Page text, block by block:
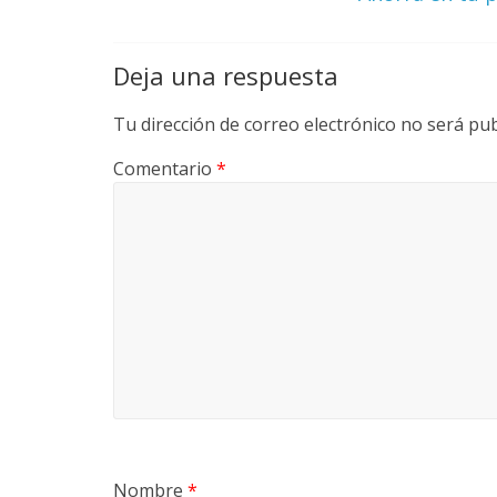
M
a
q
Deja una respuesta
Tu dirección de correo electrónico no será
Comentario *
Nombre *